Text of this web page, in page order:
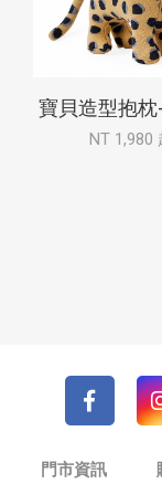
寶貝造型抱
NT 1,980
門市資訊